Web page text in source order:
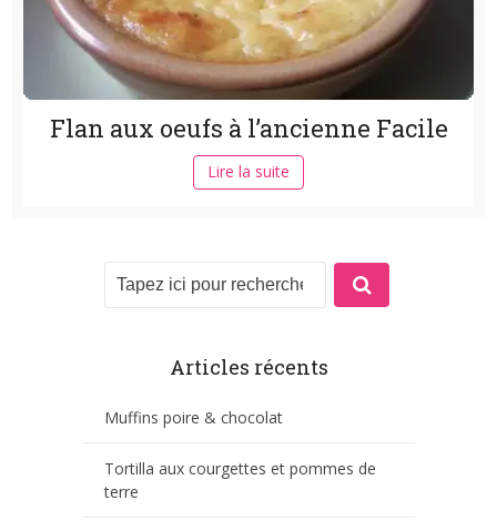
Flan aux oeufs à l’ancienne Facile
Lire la suite
Articles récents
Muffins poire & chocolat
Tortilla aux courgettes et pommes de
terre